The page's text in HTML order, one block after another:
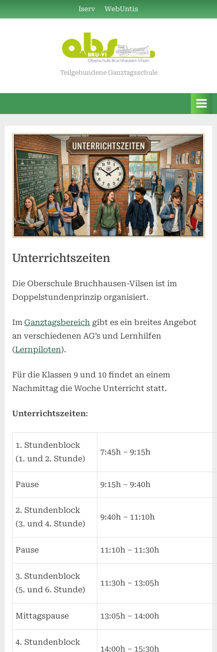
to
Iserv WebUntis
Teilgebundene Ganztagsschule
Unterrichtszeiten
Die Oberschule Bruchhausen-Vilsen ist im
Doppelstundenprinzip organisiert.
Im Ganztagsbereich gibt es ein breites Angebot
an verschiedenen AG’s und Lernhilfen
(Lernpiloten).
Für die Klassen 9 und 10 findet an einem
Nachmittag die Woche Unterricht statt.
Unterrichtszeiten:
1. Stundenblock
(1. und 2. Stunde)
7:45h – 9:15h
Pause 9:15h – 9:40h
2. Stundenblock
(3. und 4. Stunde)
9:40h – 11:10h
Pause 11:10h – 11:30h
3. Stundenblock
(5. und 6. Stunde)
11:30h – 13:05h
Mittagspause 13:05h – 14:00h
4. Stundenblock
14:00h – 15:30h